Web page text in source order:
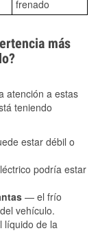
frenado
más
atención a estas
teniendo
estar débil o
podría estar
— el frío
vehículo.
de la